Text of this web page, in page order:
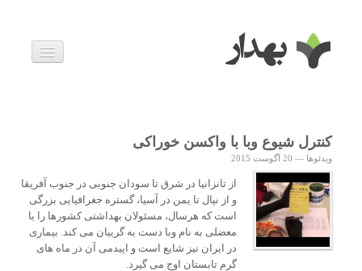
زندگی سالم
خانواده و بارداری
درباره ما
کنترل شیوع وبا با واکسن خوراکی
ویدئوها — 20 آگوست 2015
از تانزانیا در شرق تا سودان جنوبی در جنوب آفریقا
و از نپال تا یمن در آسیا، گستره جغرافیایی بزرگی
است که هرسال، مسئولان بهداشتی کشورها را با
معضلی به نام وبا دست به گریبان می کند. بیماری
در ایران نیز شایع است و اپیدمی آن در ماه های
گرم تابستان اوج می گیرد.